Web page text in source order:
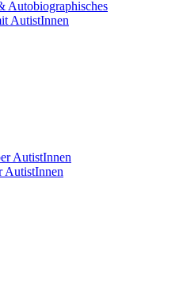
Autobiographisches
AutistInnen
AutistInnen
AutistInnen